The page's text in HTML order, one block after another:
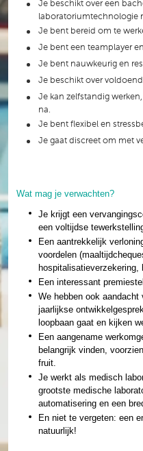
Je beschikt over een
laboratoriumtechnologie
Je bent bereid om te
Je bent een teamplayer
Je bent nauwkeurig en
Je beschikt over
Je kan zelfstandig
na.
Je bent flexibel en
Je gaat discreet om met
Wat mag je verwachten?
Je krijgt een
een voltijdse
Een aantrekkelijk
voordelen
Een interessant
We hebben ook
jaarlijkse
loopbaan gaat en kijken
Een aangename
belangrijk vinden,
fruit.
Je werkt als medisch
grootste medische
automatisering en een
En niet te vergeten: een
natuurlijk!